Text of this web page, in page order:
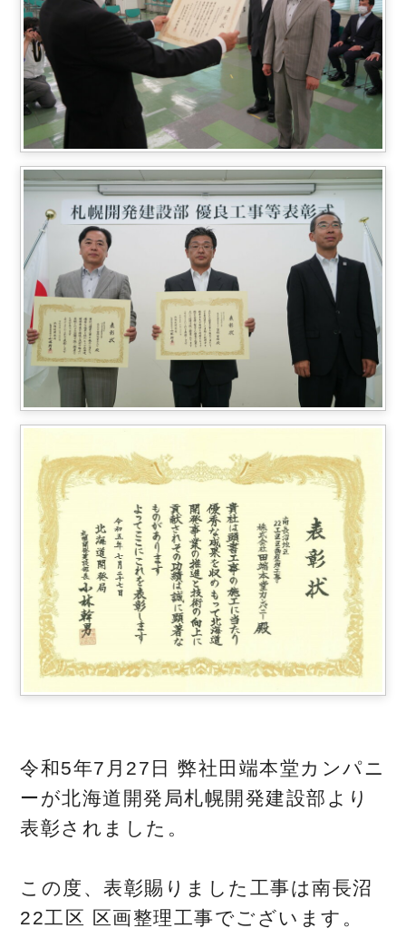
令和5年7月27日 弊社田端本堂カンパニ
ーが北海道開発局札幌開発建設部より
表彰されました。
この度、表彰賜りました工事は南長沼
22工区 区画整理工事でございます。